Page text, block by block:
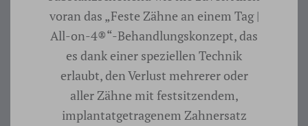
voran das „Feste Zähne an einem Tag |
All-on-4®“-Behandlungskonzept, das
es dank einer speziellen Technik
erlaubt, den Verlust mehrerer oder
aller Zähne mit festsitzendem,
implantatgetragenem Zahnersatz